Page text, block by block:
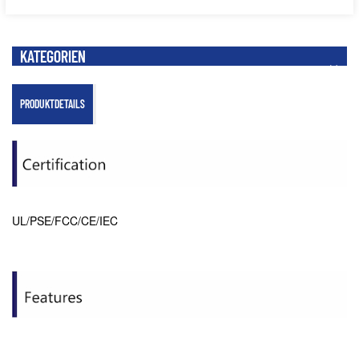
KATEGORIEN
PRODUKTDETAILS
UL/PSE/FCC/CE/IEC